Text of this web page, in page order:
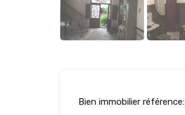
Bien immobilier référence: